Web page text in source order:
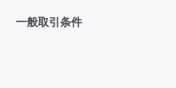
一般取引条件